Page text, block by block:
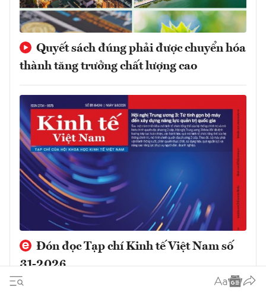
Quyết sách đúng phải được chuyển hóa
thành tăng trưởng chất lượng cao
Đón đọc Tạp chí Kinh tế Việt Nam số
31-2026